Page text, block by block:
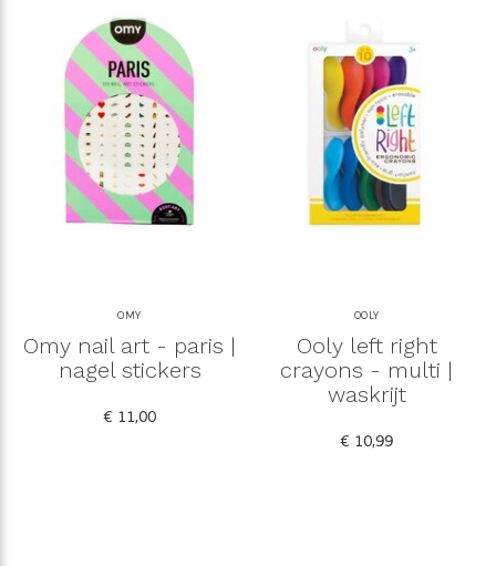
OMY
Omy nail art - paris |
nagel stickers
€ 11,00
OOLY
Ooly left right
crayons - multi |
waskrijt
€ 10,99